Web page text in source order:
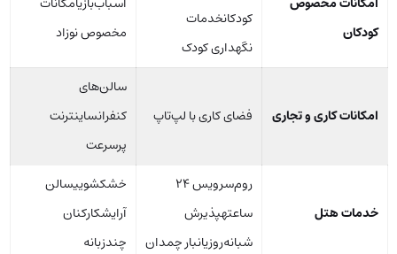
کودکان
کودکانخدمات
نگهداری کودک
مخصوص نوزاد
امکانات کاری و تجاری فضای کاری با لپ‌تاپ
سالن‌های
کنفرانساینترنت
پرسرعت
خدمات هتل
روم‌سرویس ۲۴
ساعتهپذیرش
شبانه‌روزیانبار چمدان
خشکشوییسالن
آرایشکارکنان
چندزبانه